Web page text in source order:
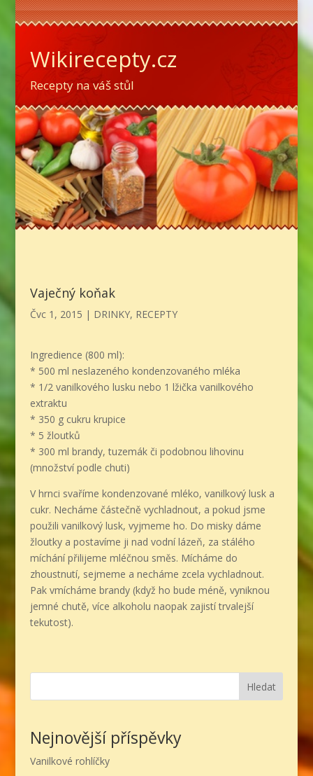
Wikirecepty.cz
Recepty na váš stůl
Vaječný koňak
Čvc 1, 2015 | DRINKY, RECEPTY
Ingredience (800 ml):
* 500 ml neslazeného kondenzovaného mléka
* 1/2 vanilkového lusku nebo 1 lžička vanilkového
extraktu
* 350 g cukru krupice
* 5 žloutků
* 300 ml brandy, tuzemák či podobnou lihovinu
(množství podle chuti)
V hrnci svaříme kondenzované mléko, vanilkový lusk a
cukr. Necháme částečně vychladnout, a pokud jsme
použili vanilkový lusk, vyjmeme ho. Do misky dáme
žloutky a postavíme ji nad vodní lázeň, za stálého
míchání přilijeme mléčnou směs. Mícháme do
zhoustnutí, sejmeme a necháme zcela vychladnout.
Pak vmícháme brandy (když ho bude méně, vyniknou
jemné chutě, více alkoholu naopak zajistí trvalejší
tekutost).
Hledat
Nejnovější příspěvky
Vanilkové rohlíčky